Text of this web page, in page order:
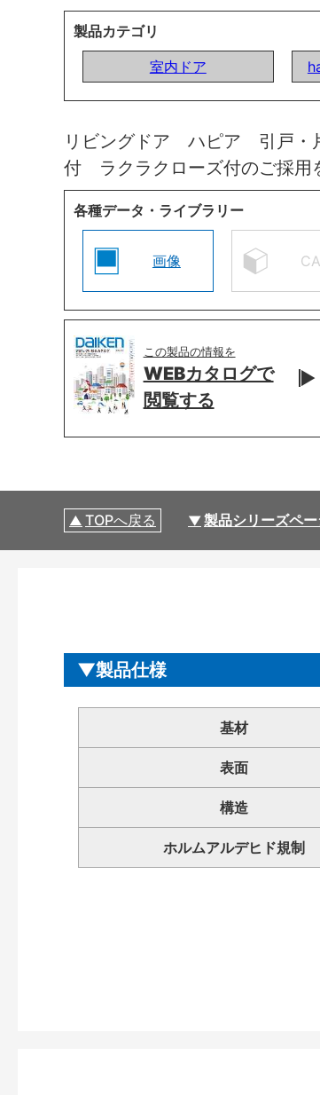
製品カテゴリ
室内ドア
リビングドア ハピア 引戸
付 ラクラクローズ付のご採用
各種データ・ライブラリー
画像
この製品の情報を
WEBカタログで
閲覧する
TOPへ戻る 製品シリーズペ
製品仕様
基材
表面
構造
ホルムアルデヒド規制